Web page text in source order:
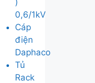
)
0,6/1kV
Cáp
điện
Daphaco
Tủ
Rack